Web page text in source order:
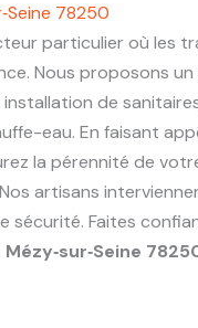
78250
particulier où les
Nous proposons un
de
eau. En faisant
la pérennité de
artisans
Faites
Mézy‑sur‑Seine